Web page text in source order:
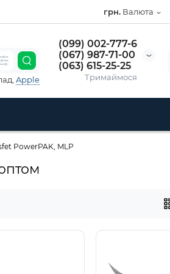
грн. Валюта
(099) 002-777-6
(067) 987-71-00
(063) 615-25-25
Тримаймося
Apple
PowerPAK, MLP